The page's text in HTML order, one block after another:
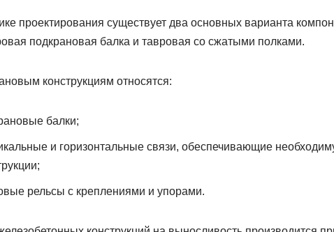
проектирования существует два основных варианта
подкрановая балка и тавровая со сжатыми полками.
конструкциям относятся:
балки;
и горизонтальные связи, обеспечивающие
рельсы с креплениями и упорами.